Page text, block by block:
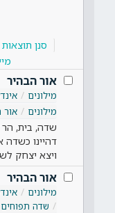
סנן תוצאות
אור הבהיר
מילונים
מילונים
אור
שדה, בית,
דהיינו
ויצא יצחק
אור הבהיר
מילונים
שדה